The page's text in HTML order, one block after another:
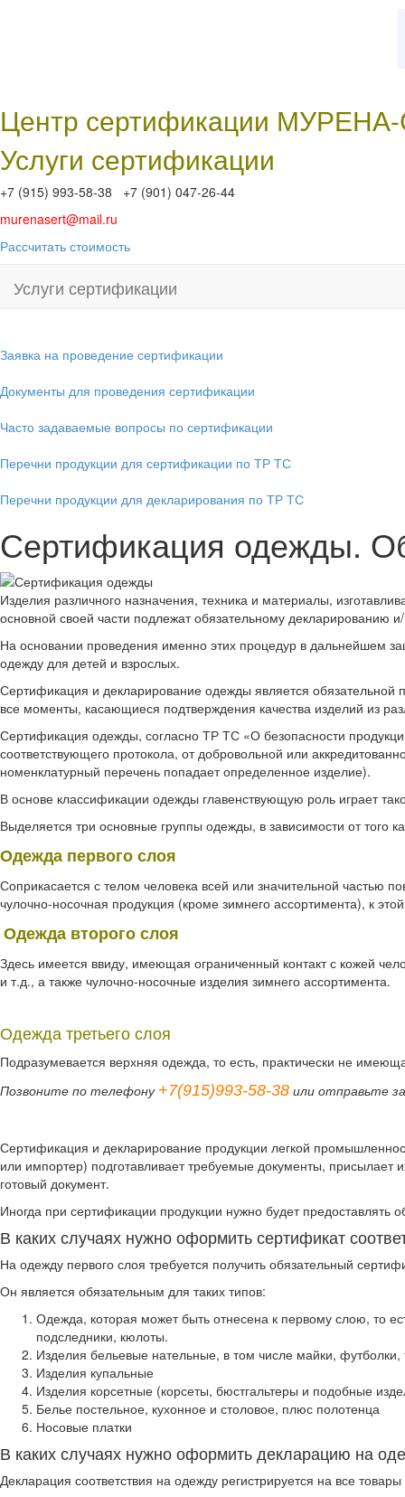
Центр сертификации
Услуги сертификации
+7 (915) 993-58-38 +7 (901) 047-26-44
murenasert@mail.ru
Рассчитать стоимость
Услуги сертификации
Заявка на проведение сертификации
Документы для проведения сертификации
Часто задаваемые вопросы по сертификации
Перечни продукции для сертификации по ТР ТС
Перечни продукции для декларирования по ТР ТС
Сертификация одежды.
Изделия различного назначения, техника и материалы,
основной своей части подлежат обязательному
На основании проведения именно этих процедур в дальнейшем
одежду для детей и взрослых.
Сертификация и декларирование одежды является обязательной
все моменты, касающиеся подтверждения качества изделий из
Сертификация одежды, согласно ТР ТС «О безопасности
соответствующего протокола, от добровольной или
номенклатурный перечень попадает определенное изделие).
В основе классификации одежды главенствующую роль играет
Выделяется три основные группы одежды, в зависимости от того
Одежда первого слоя
Соприкасается с телом человека всей или значительной частью
чулочно-носочная продукция (кроме зимнего ассортимента), к
Одежда второго слоя
Здесь имеется ввиду, имеющая ограниченный контакт с кожей
и т.д., а также чулочно-носочные изделия зимнего ассортимента.
Одежда третьего слоя
Подразумевается верхняя одежда, то есть, практически не
Позвоните по телефону +7(915)993-58-38 или отправьте
Сертификация и декларирование продукции легкой
или импортер) подготавливает требуемые документы,
готовый документ.
Иногда при сертификации продукции нужно будет
В каких случаях нужно оформить сертификат
На одежду первого слоя требуется получить обязательный
Он является обязательным для таких типов:
Одежда, которая может быть отнесена к первому слою, то
подследники, кюлоты.
Изделия бельевые нательные, в том числе майки, футболки,
Изделия купальные
Изделия корсетные (корсеты, бюстгальтеры и подобные
Белье постельное, кухонное и столовое, плюс полотенца
Носовые платки
В каких случаях нужно оформить декларацию на
Декларация соответствия на одежду регистрируется на все